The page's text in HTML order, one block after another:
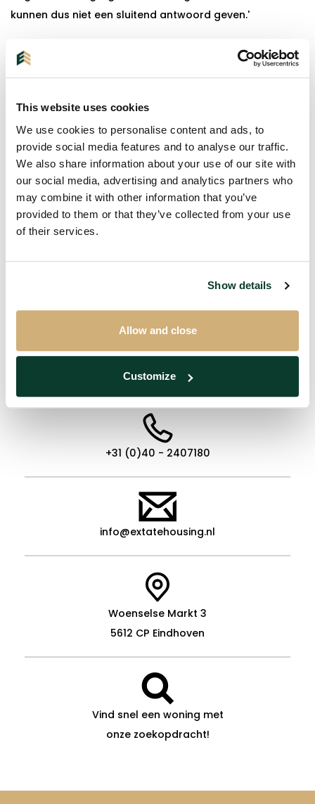
This website uses cookies
We use cookies to personalise content and ads, to
provide social media features and to analyse our traffic.
We also share information about your use of our site with
our social media, advertising and analytics partners who
may combine it with other information that you’ve
provided to them or that they’ve collected from your use
of their services.
Show details
Allow and close
Customize
kunnen dus niet een sluitend antwoord geven.'
Volgens de partij is het gewenste effect heel simpel:
aanbod vergroten, vraag verlagen. 'Als er wetten en
zullen wij hierover kritische vragen stellen. De details van
wetten zullen belangrijk zijn bij het komen tot een
oordeel over de wet.’
Op de vraag of de wet alsnog controversieel verklaard
kan worden, worden onduidelijk gereageerd: 'Dat zou
een mogelijkheid kunnen zijn.'
debat plaatsvinden over de Wet Betaalbare Huur. Deze
moet namelijk nog goedgekeurd worden door de Eerste
kritiek op de doelmatigheid van de wet.
+31 (0)40 - 2407180
info@extatehousing.nl
Woenselse Markt 3
5612 CP Eindhoven
Vind snel een woning met
onze zoekopdracht!